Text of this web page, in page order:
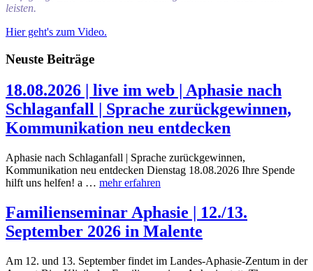
leisten.
Hier geht's zum Video.
Neuste Beiträge
18.08.2026 | live im web | Aphasie nach
Schlaganfall | Sprache zurückgewinnen,
Kommunikation neu entdecken
Aphasie nach Schlaganfall | Sprache zurückgewinnen,
Kommunikation neu entdecken Dienstag 18.08.2026 Ihre Spende
hilft uns helfen! a … mehr erfahren
Familienseminar Aphasie | 12./13.
September 2026 in Malente
Am 12. und 13. September findet im Landes-Aphasie-Zentum in der